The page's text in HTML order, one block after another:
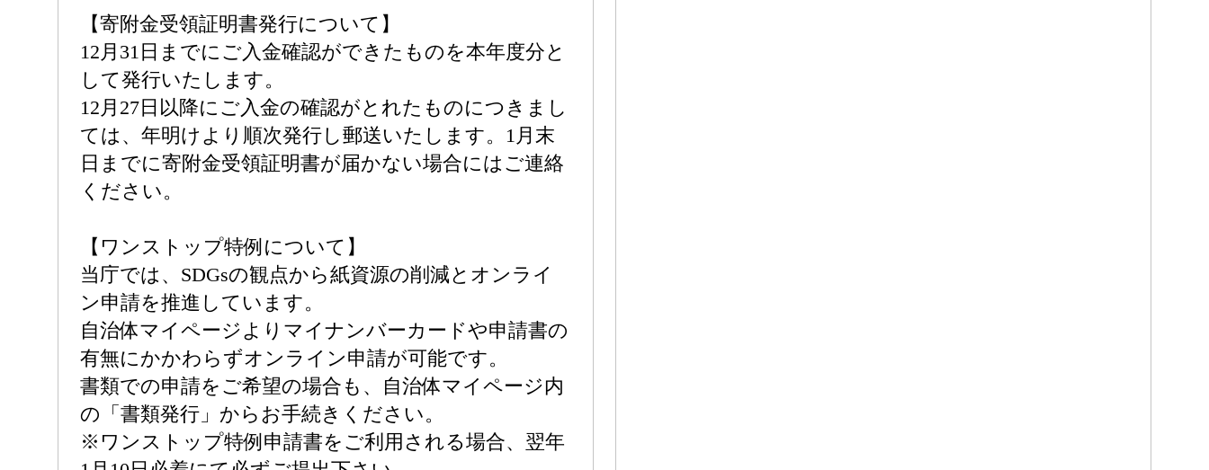
【寄附金受領証明書発行について】
12月31日までにご入金確認ができたものを本年度分と
して発行いたします。
12月27日以降にご入金の確認がとれたものにつきまし
ては、年明けより順次発行し郵送いたします。1月末
日までに寄附金受領証明書が届かない場合にはご連絡
ください。
【ワンストップ特例について】
当庁では、SDGsの観点から紙資源の削減とオンライ
ン申請を推進しています。
自治体マイページよりマイナンバーカードや申請書の
有無にかかわらずオンライン申請が可能です。
書類での申請をご希望の場合も、自治体マイページ内
の「書類発行」からお手続きください。
※ワンストップ特例申請書をご利用される場合、翌年